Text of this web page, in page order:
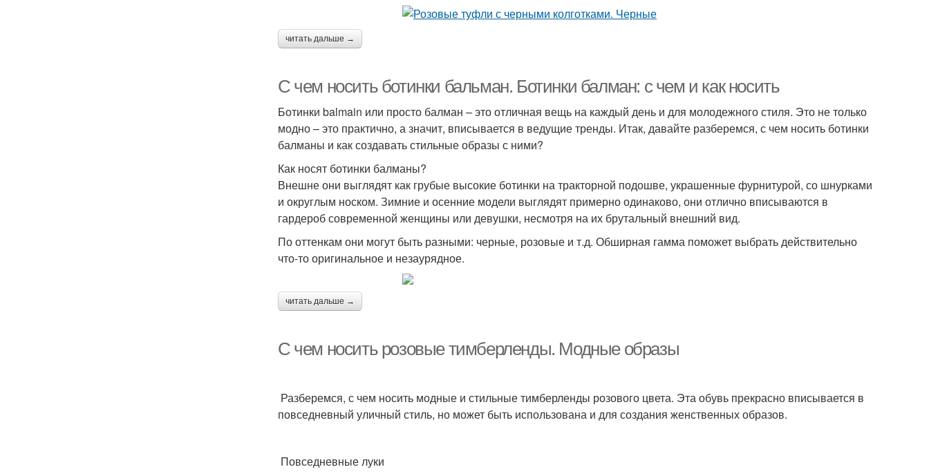
читать дальше →
С чем носить ботинки бальман. Ботинки балман: с чем и как носить
Ботинки balmain или просто балман – это отличная вещь на каждый день и для молодежного стиля. Это не только
модно – это практично, а значит, вписывается в ведущие тренды. Итак, давайте разберемся, с чем носить ботинки
балманы и как создавать стильные образы с ними?
Как носят ботинки балманы?
Внешне они выглядят как грубые высокие ботинки на тракторной подошве, украшенные фурнитурой, со шнурками
и округлым носком. Зимние и осенние модели выглядят примерно одинаково, они отлично вписываются в
гардероб современной женщины или девушки, несмотря на их брутальный внешний вид.
По оттенкам они могут быть разными: черные, розовые и т.д. Обширная гамма поможет выбрать действительно
что-то оригинальное и незаурядное.
читать дальше →
С чем носить розовые тимберленды. Модные образы
Разберемся, с чем носить модные и стильные тимберленды розового цвета. Эта обувь прекрасно вписывается в
повседневный уличный стиль, но может быть использована и для создания женственных образов.
Повседневные луки